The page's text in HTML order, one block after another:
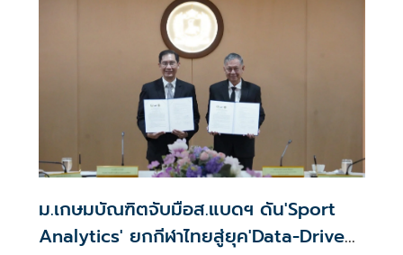
ม.เกษมบัณฑิตจับมือส.แบดฯ ดัน'Sport
Analytics' ยกกีฬาไทยสู่ยุค'Data-Driven